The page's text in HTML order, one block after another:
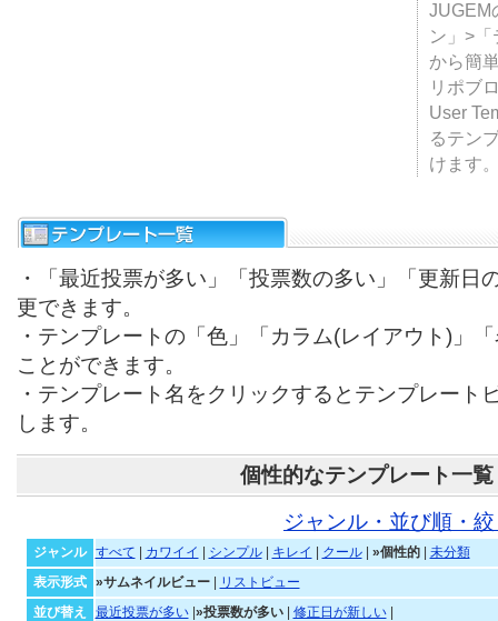
JUGEM
ン」>
から簡
リポブ
User
るテン
けます
・「最近投票が多い」「投票数の多い」「更新日
更できます。
・テンプレートの「色」「カラム(レイアウト)」
ことができます。
・テンプレート名をクリックするとテンプレート
します。
個性的なテンプレート一覧
ジャンル・並び順・
ジャンル すべて カワイイ シンプル| キレイ クール| »個性的| 未分類
表示形式
»サムネイルビュー|
リストビュー
並び替え
最近投票が多い| »投票数が多い| 修正日が新しい|